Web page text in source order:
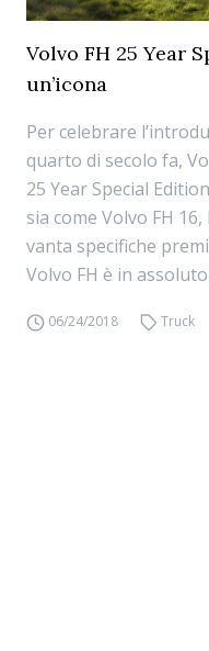
Volvo FH 25 Year
un’icona
Per celebrare
quarto di secolo fa,
25 Year Special
sia come Volvo FH
vanta specifiche
Volvo FH è in
06/24/2018 Truck